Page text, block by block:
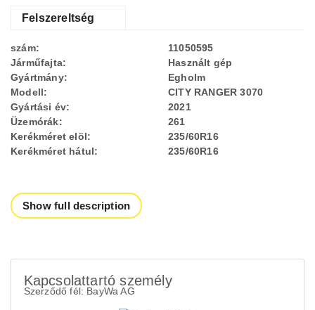
Felszereltség
szám:
11050595
Járműfajta:
Használt gép
Gyártmány:
Egholm
Modell:
CITY RANGER 3070
Gyártási év:
2021
Üzemórák:
261
Kerékméret elöl:
235/60R16
Kerékméret hátul:
235/60R16
Show full description
Kapcsolattartó személy
Szerződő fél: BayWa AG